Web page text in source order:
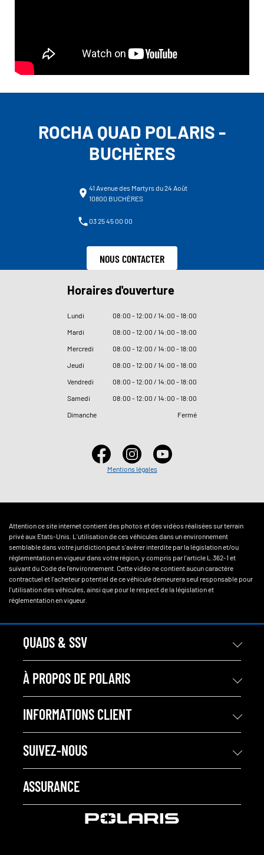
ROCHA QUAD POLARIS -
BUCHÈRES
41 Avenue des Martyrs du 24 Août
10800 BUCHÈRES
03 25 45 00 00
NOUS CONTACTER
Horaires d'ouverture
Lundi 08:00 - 12:00 / 14:00 - 18:00
Mardi
08:00 - 12:00 / 14:00 - 18:00
Mercredi
08:00 - 12:00 / 14:00 - 18:00
Jeudi
08:00 - 12:00 / 14:00 - 18:00
Vendredi
08:00 - 12:00 / 14:00 - 18:00
Samedi
08:00 - 12:00 / 14:00 - 18:00
Dimanche
Fermé
Mentions légales
Attention ce site internet contient des photos et des vidéos réalisées sur terrain
privé aux Etats-Unis. L'utilisation de ces véhicules dans un environnement
semblable dans votre juridiction peut s'avérer interdite par la législation et/ou
réglementation en vigueur dans votre région, y compris par l'article L.362-1 et
suivant du Code de l'environnement. Cette vidéo ne contient aucun caractère
contractuel et l'acheteur potentiel de ce véhicule demeurera seul responsable pour
l'utilisation des véhicules, ainsi que pour le respect de la législation et
réglementation en vigueur.
QUADS & SSV
À PROPOS DE POLARIS
INFORMATIONS CLIENT
SUIVEZ-NOUS
ASSURANCE